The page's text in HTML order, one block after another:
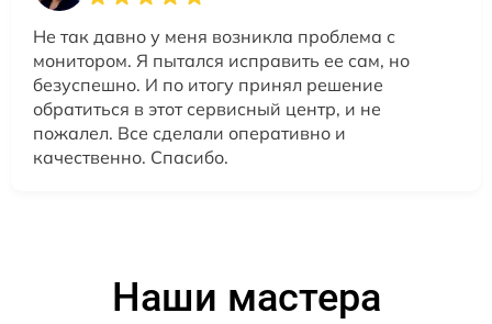
Не так давно у меня возникла проблема с
монитором. Я пытался исправить ее сам, но
безуспешно. И по итогу принял решение
обратиться в этот сервисный центр, и не
пожалел. Все сделали оперативно и
качественно. Спасибо.
Наши мастера